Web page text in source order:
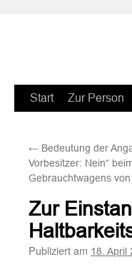
Zum
springen
Start Zur Person
← Bedeutung der
Vorbesitzer: Nein“
Gebrauchtwagens
Zur
Publiziert am 18. April